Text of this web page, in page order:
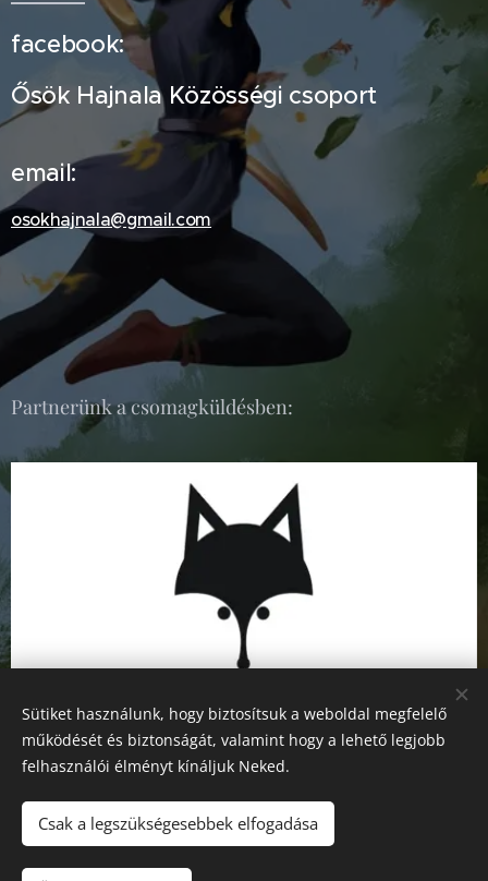
facebook:
Ősök Hajnala Közösségi csoport
email:
osokhajnala@gmail.com
Partnerünk a csomagküldésben:
Sütiket használunk, hogy biztosítsuk a weboldal megfelelő
működését és biztonságát, valamint hogy a lehető legjobb
felhasználói élményt kínáljuk Neked.
Csak a legszükségesebbek elfogadása